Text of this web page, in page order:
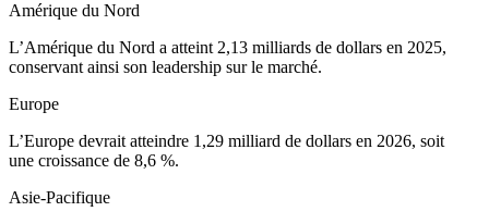
Amérique du Nord
L’Amérique du Nord a atteint 2,13 milliards de dollars en 2025,
conservant ainsi son leadership sur le marché.
Europe
L’Europe devrait atteindre 1,29 milliard de dollars en 2026, soit
une croissance de 8,6 %.
Asie-Pacifique